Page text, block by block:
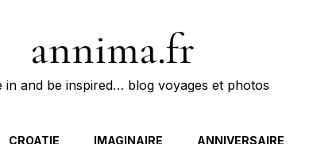
annima.fr
in and be inspired… blog voyages et photos
CROATIE IMAGINAIRE ANNIVERSAIRE